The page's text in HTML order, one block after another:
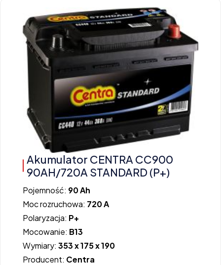
Akumulator CENTRA CC900
90AH/720A STANDARD (P+)
Pojemność: 90 Ah
Moc rozruchowa: 720 A
Polaryzacja: P+
Mocowanie: B13
Wymiary: 353 x 175 x 190
Producent: Centra